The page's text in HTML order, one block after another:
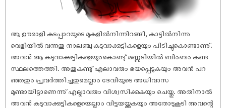
ആ ഊരാളി കുടപ്പാറയുടെ മുകളിൽനിന്നിറങ്ങി, കാട്ടിൽനിന്നു
വെളിയിൽ വന്നതു നാലഞ്ചു കടുവാക്കുട്ടികളെയും പിടിച്ചുകൊണ്ടാണു്.
അവൻ ആ കടുവാക്കുട്ടികളെയുംകൊണ്ടു് മണ്ണടിയിൽ ബിംബം കണ്ട
സ്ഥലത്തെത്തി. അതുകണ്ടു് എലാവരും ഭയപ്പെടുകയും അവൻ പറ
ഞ്ഞതും പ്രവർത്തിച്ചതുമെല്ലാം ദേവിയുടെ അധിവാസ
മുണ്ടായിട്ടാണെന്നു് എല്ലാവരും വിശ്വസിക്കുകയും ചെയ്തു. അതിനാൽ
അവൻ കടുവാക്കുട്ടികളെയെല്ലാം വിട്ടയയ്ക്കുകയും അതോടുകൂടി അവന്റെ